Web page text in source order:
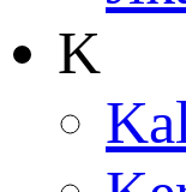
K